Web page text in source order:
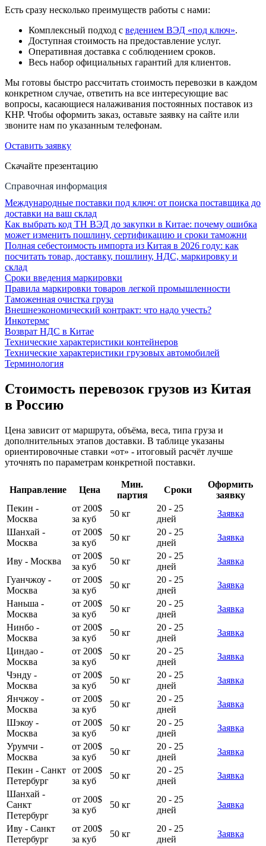
Есть сразу несколько преимуществ работы с нами:
Комплексный подход с ведением ВЭД «под ключ».
Доступная стоимость на предоставление услуг.
Оперативная доставка с соблюдением сроков.
Весь набор официальных гарантий для клиентов.
Мы готовы быстро рассчитать стоимость перевозки в каждом
конкретном случае, ответить на все интересующие вас
вопросы, касающиеся налаживания постоянных поставок из
КНР. Чтобы оформить заказ, оставьте заявку на сайте или
звоните нам по указанным телефонам.
Оставить заявку
Скачайте презентацию
Справочная информация
Международные поставки под ключ: от поиска поставщика до
доставки на ваш склад
Как выбрать код ТН ВЭД до закупки в Китае: почему ошибка
может изменить пошлину, сертификацию и сроки таможни
Полная себестоимость импорта из Китая в 2026 году: как
посчитать товар, доставку, пошлину, НДС, маркировку и
склад
Сроки введения маркировки
Правила маркировки товаров легкой промышленности
Таможенная очистка груза
Внешнеэкономический контракт: что надо учесть?
Инкотермс
Возврат НДС в Китае
Технические характеристики контейнеров
Технические характеристики грузовых автомобилей
Терминология
Стоимость перевозок грузов из Китая
в Россию
Цена зависит от маршрута, объёма, веса, типа груза и
дополнительных этапов доставки. В таблице указаны
ориентировочные ставки «от» - итоговый расчёт лучше
уточнять по параметрам конкретной поставки.
Направление Цена
Мин.
партия
Сроки
Оформить
заявку
Пекин -
Москва
от 200$
за куб
50 кг
20 - 25
дней
Заявка
Шанхай -
Москва
от 200$
за куб
50 кг
20 - 25
дней
Заявка
Иву - Москва
от 200$
за куб
50 кг
20 - 25
дней
Заявка
Гуанчжоу -
Москва
от 200$
за куб
50 кг
20 - 25
дней
Заявка
Наньша -
Москва
от 200$
за куб
50 кг
20 - 25
дней
Заявка
Нинбо -
Москва
от 200$
за куб
50 кг
20 - 25
дней
Заявка
Циндао -
Москва
от 200$
за куб
50 кг
20 - 25
дней
Заявка
Чэнду -
Москва
от 200$
за куб
50 кг
20 - 25
дней
Заявка
Янчжоу -
Москва
от 200$
за куб
50 кг
20 - 25
дней
Заявка
Шэкоу -
Москва
от 200$
за куб
50 кг
20 - 25
дней
Заявка
Урумчи -
Москва
от 200$
за куб
50 кг
20 - 25
дней
Заявка
Пекин - Санкт
Петербург
от 200$
за куб
50 кг
20 - 25
дней
Заявка
Шанхай -
Санкт
Петербург
от 200$
за куб
50 кг
20 - 25
дней
Заявка
Иву - Санкт
Петербург
от 200$
за куб
50 кг
20 - 25
дней
Заявка